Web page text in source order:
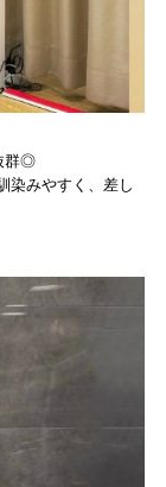
群◎
染みやすく、差し